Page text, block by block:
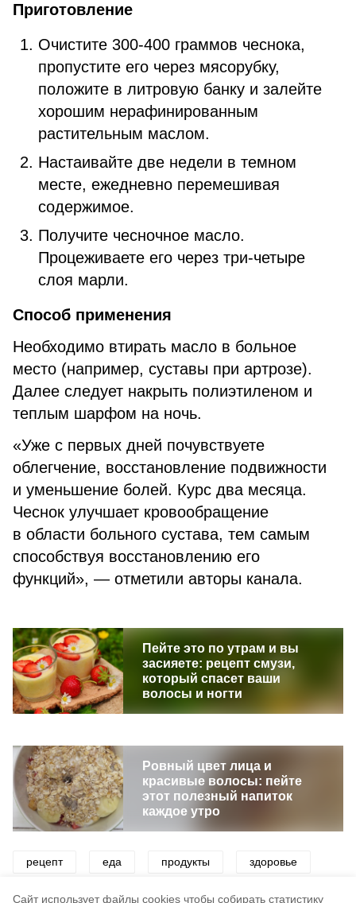
Cайт использует файлы cookies чтобы собирать статистику
Приготовление
Очистите 300-400 граммов чеснока,
пропустите его через мясорубку,
положите в литровую банку и залейте
хорошим нерафинированным
растительным маслом.
Настаивайте две недели в темном
месте, ежедневно перемешивая
содержимое.
Получите чесночное масло.
Процеживаете его через три-четыре
слоя марли.
Способ применения
Необходимо втирать масло в больное
место (например, суставы при артрозе).
Далее следует накрыть полиэтиленом и
теплым шарфом на ночь.
«Уже с первых дней почувствуете
облегчение, восстановление подвижности
и уменьшение болей. Курс два месяца.
Чеснок улучшает кровообращение
в области больного сустава, тем самым
способствуя восстановлению его
функций», — отметили авторы канала.
Пейте это по утрам и вы
засияете: рецепт смузи,
который спасет ваши
волосы и ногти
Ровный цвет лица и
красивые волосы: пейте
этот полезный напиток
каждое утро
рецепт еда продукты здоровье
полезный рецепт